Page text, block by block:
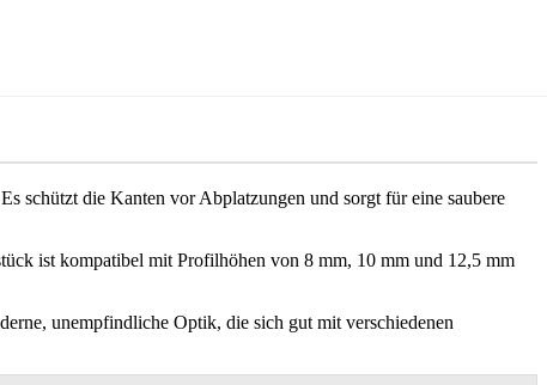
schützt die Kanten vor Abplatzungen und sorgt für eine saubere
ist kompatibel mit Profilhöhen von 8 mm, 10 mm und 12,5 mm
unempfindliche Optik, die sich gut mit verschiedenen